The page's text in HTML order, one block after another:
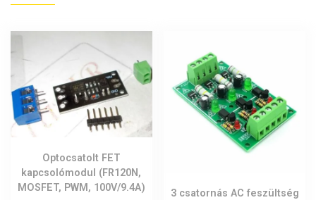
Optocsatolt FET
kapcsolómodul (FR120N,
MOSFET, PWM, 100V/9.4A)
3 csatornás AC feszültség